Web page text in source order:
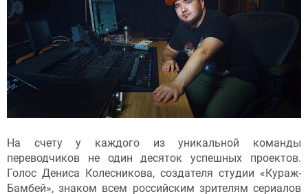
На счету у каждого из уникальной команды
переводчиков не один десяток успешных проектов.
Голос Дениса Колесникова, создателя студии «Кураж-
Бамбей», знаком всем российским зрителям сериалов